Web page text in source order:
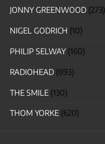
JONNY GREENWOOD (273)
NIGEL GODRICH (10)
PHILIP SELWAY(160)
RADIOHEAD (893)
THE SMILE (130)
THOM YORKE (620)